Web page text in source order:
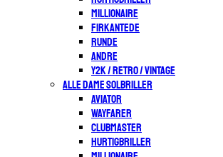
MILLIONAIRE
FIRKANTEDE
RUNDE
ANDRE
Y2K / RETRO / VINTAGE
ALLE DAME SOLBRILLER
AVIATOR
WAYFARER
CLUBMASTER
HURTIGBRILLER